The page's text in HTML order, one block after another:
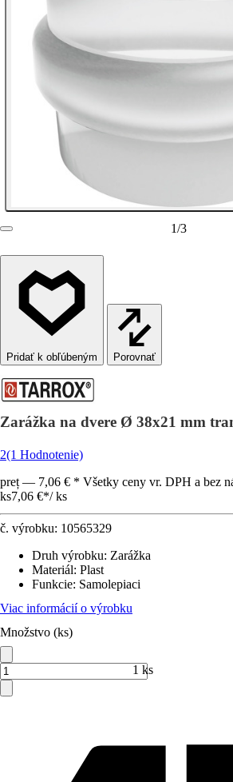
1/3
Porovnať
Zarážka na dvere Ø 38x21 mm
2(1 Hodnotenie)
preț — 7,06 € * Všetky ceny vr. DPH a bez
ks7,06 €*/ ks
č. výrobku: 10565329
Druh výrobku: Zarážka
Materiál: Plast
Funkcie: Samolepiaci
Viac informácií o výrobku
Množstvo (ks)
1 ks